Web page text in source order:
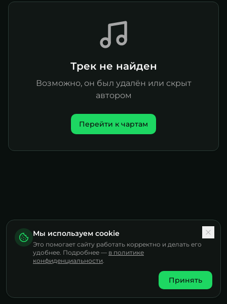
Трек не найден
Возможно, он был удалён или скрыт
автором
Перейти к чартам
Мы используем cookie
Это помогает сайту работать корректно и делать его
удобнее. Подробнее — в политике
конфиденциальности.
Принять